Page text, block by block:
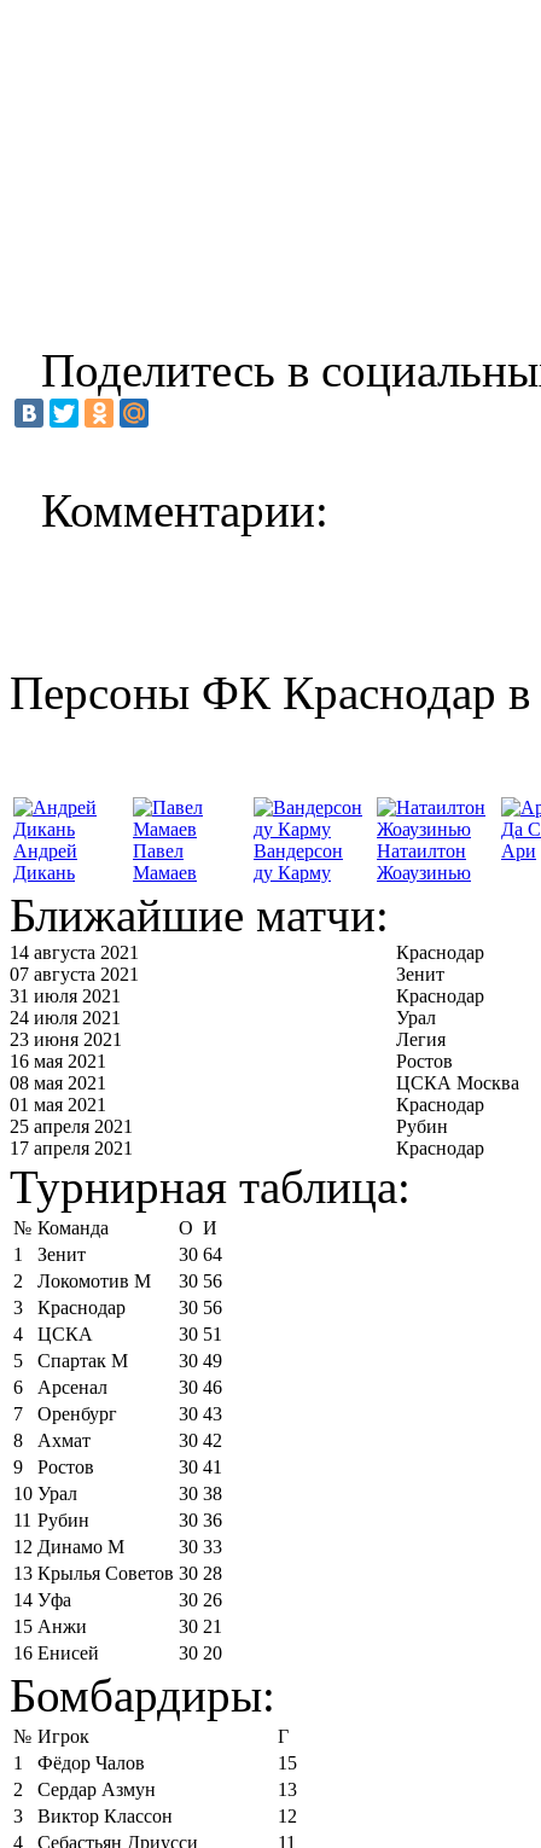
Поделитесь в
Комментарии:
Персоны ФК Краснодар в
Андрей
Дикань
Павел
Мамаев
Вандерсон
ду Карму
Натаилтон
Жоаузинью
Да
Ари
Ближайшие матчи:
14 августа 2021
Краснодар
07 августа 2021
Зенит
31 июля 2021
Краснодар
24 июля 2021
Урал
23 июня 2021
Легия
16 мая 2021
Ростов
08 мая 2021
ЦСКА Москва
01 мая 2021
Краснодар
25 апреля 2021
Рубин
17 апреля 2021
Краснодар
Турнирная таблица:
№ Команда О И
1
Зенит 30 64
2
Локомотив М 30 56
3
Краснодар 30 56
4
ЦСКА 30 51
5
Спартак М 30 49
6
Арсенал 30 46
7
Оренбург 30 43
8
Ахмат 30 42
9
Ростов 30 41
10 Урал 30 38
11 Рубин 30 36
12 Динамо М 30 33
13 Крылья Советов 30 28
14 Уфа 30 26
15 Анжи 30 21
16 Енисей 30 20
Бомбардиры:
№ Игрок
Г
1
Фёдор Чалов
15
2
Сердар Азмун
13
3
Виктор Классон
12
4
Себастьян Дриусси 11